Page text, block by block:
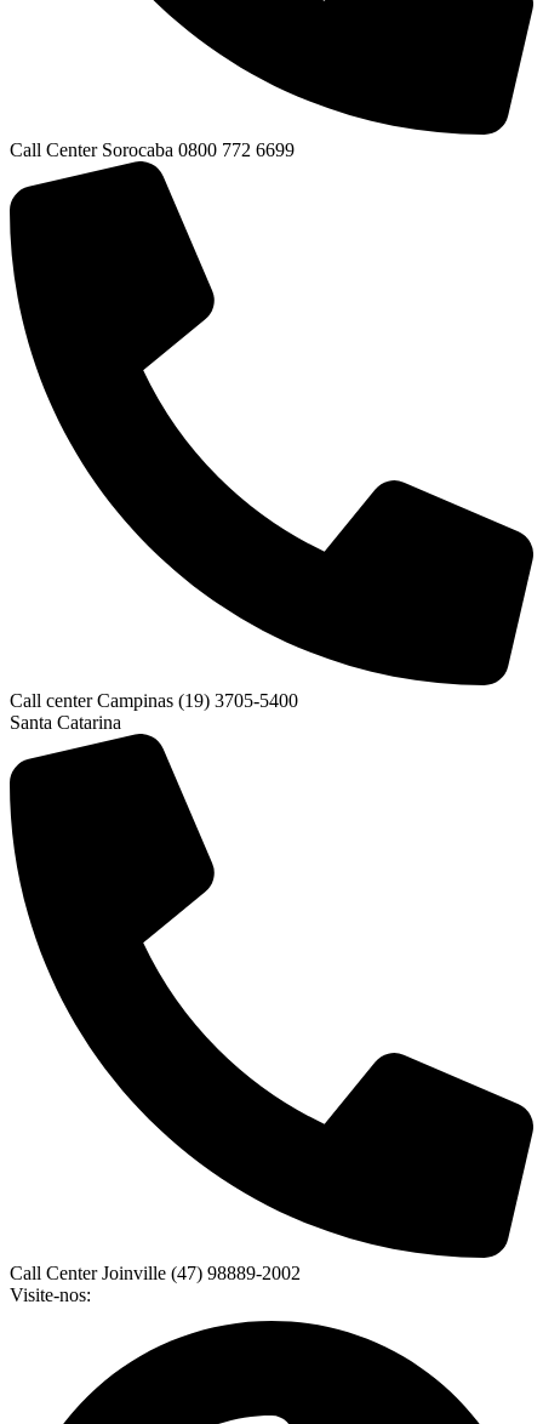
Call Center Sorocaba 0800 772 6699
Call center Campinas (19) 3705-5400
Santa Catarina
Call Center Joinville (47) 98889-2002
Visite-nos: